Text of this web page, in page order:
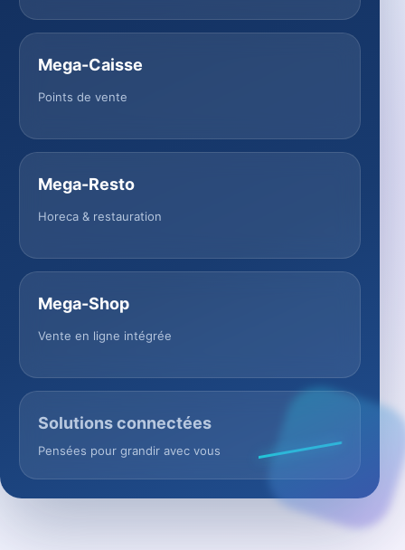
Mega-Caisse
Points de vente
Mega-Resto
Horeca & restauration
Mega-Shop
Vente en ligne intégrée
Solutions connectées
Pensées pour grandir avec vous